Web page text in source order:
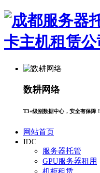
数耕网络
T3+级别数据中心，安全有保障！
网站首页
IDC
服务器托管
GPU服务器租用
机柜租赁